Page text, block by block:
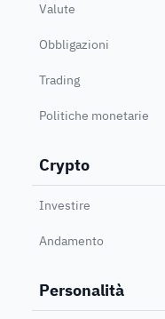
Valute
Obbligazioni
Trading
Politiche monetarie
Crypto
Investire
Andamento
Personalità